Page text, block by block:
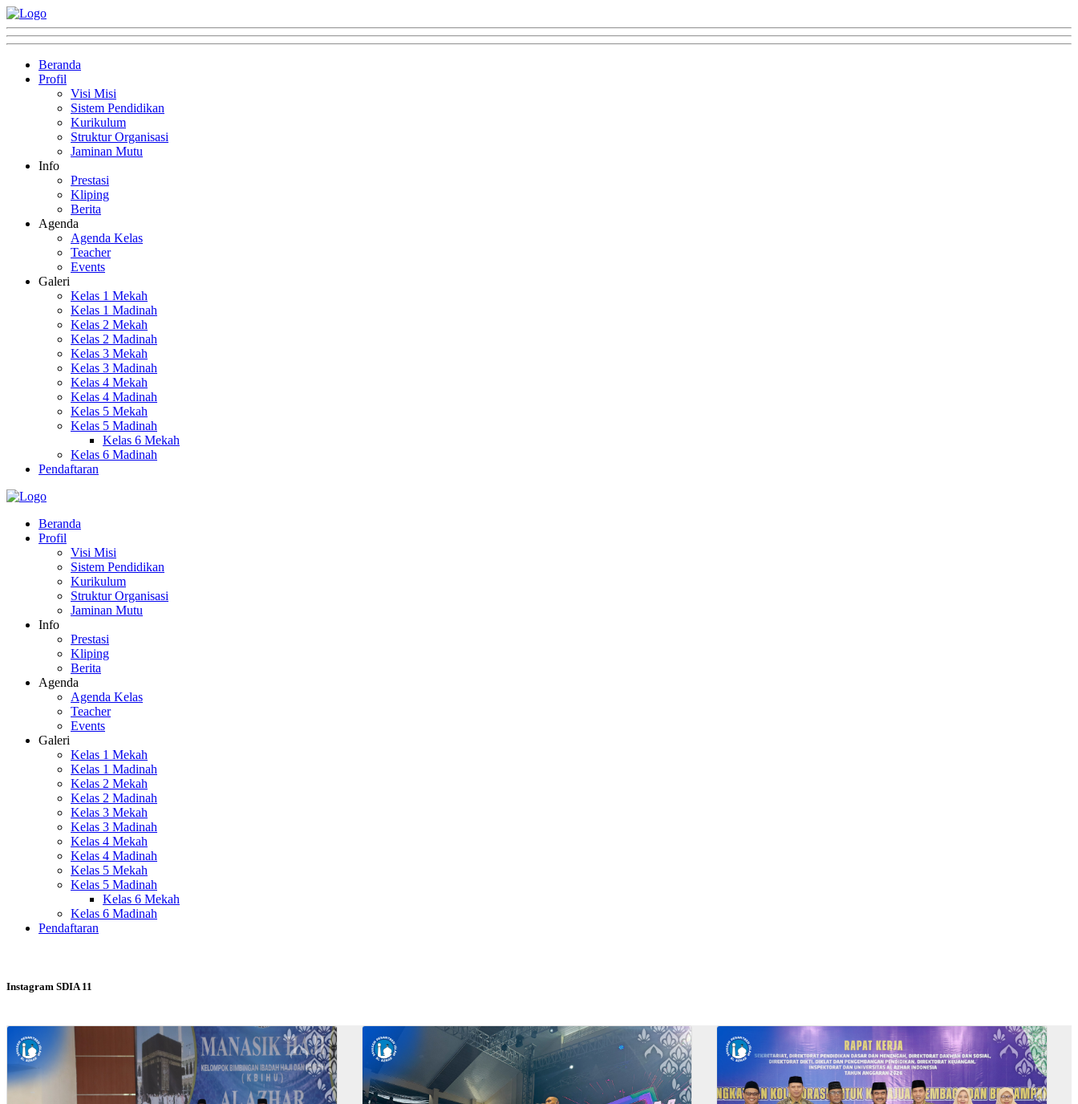
Beranda
Profil
Visi Misi
Sistem Pendidikan
Kurikulum
Struktur Organisasi
Jaminan Mutu
Info
Prestasi
Kliping
Berita
Agenda
Agenda Kelas
Teacher
Events
Galeri
Kelas 1 Mekah
Kelas 1 Madinah
Kelas 2 Mekah
Kelas 2 Madinah
Kelas 3 Mekah
Kelas 3 Madinah
Kelas 4 Mekah
Kelas 4 Madinah
Kelas 5 Mekah
Kelas 5 Madinah
Kelas 6 Mekah
Kelas 6 Madinah
Pendaftaran
Beranda
Profil
Visi Misi
Sistem Pendidikan
Kurikulum
Struktur Organisasi
Jaminan Mutu
Info
Prestasi
Kliping
Berita
Agenda
Agenda Kelas
Teacher
Events
Galeri
Kelas 1 Mekah
Kelas 1 Madinah
Kelas 2 Mekah
Kelas 2 Madinah
Kelas 3 Mekah
Kelas 3 Madinah
Kelas 4 Mekah
Kelas 4 Madinah
Kelas 5 Mekah
Kelas 5 Madinah
Kelas 6 Mekah
Kelas 6 Madinah
Pendaftaran
Instagram SDIA 11